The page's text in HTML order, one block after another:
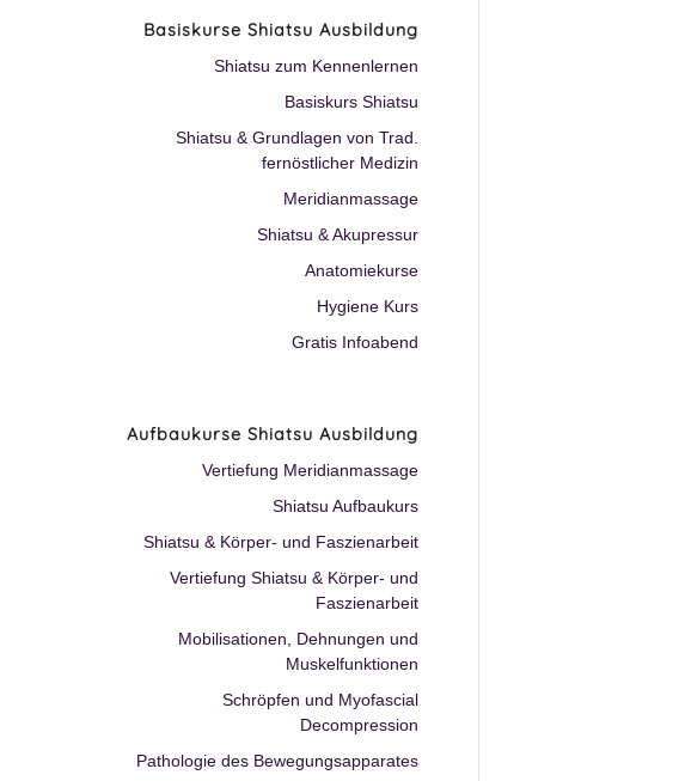
Basiskurse Shiatsu Ausbildung
Shiatsu zum Kennenlernen
Basiskurs Shiatsu
Shiatsu & Grundlagen von Trad.
fernöstlicher Medizin
Meridianmassage
Shiatsu & Akupressur
Anatomiekurse
Hygiene Kurs
Gratis Infoabend
Aufbaukurse Shiatsu Ausbildung
Vertiefung Meridianmassage
Shiatsu Aufbaukurs
Shiatsu & Körper- und Faszienarbeit
Vertiefung Shiatsu & Körper- und
Faszienarbeit
Mobilisationen, Dehnungen und
Muskelfunktionen
Schröpfen und Myofascial
Decompression
Pathologie des Bewegungsapparates